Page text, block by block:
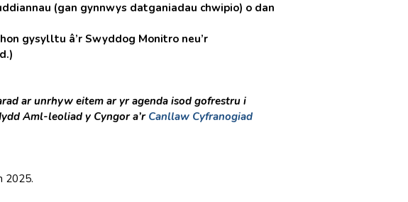
(gan gynnwys datganiadau chwipio) o dan
gysylltu â’r Swyddog Monitro neu’r
ar unrhyw eitem ar yr agenda isod gofrestru i
Aml-leoliad y Cyngor a’r Canllaw Cyfranogiad
2025.